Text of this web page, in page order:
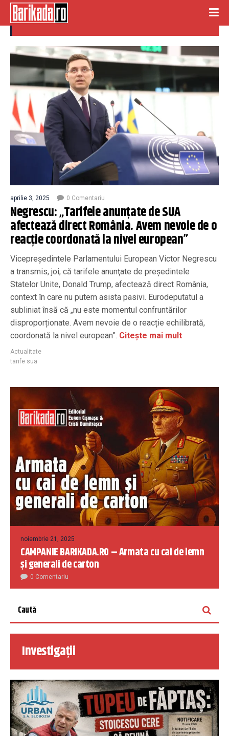
tarife sua
aprilie 3, 2025 0 Comentariu
Negrescu: „Tarifele anunţate de SUA
afectează direct România. Avem nevoie de o
reacție coordonată la nivel european”
Vicepreședintele Parlamentului European Victor Negrescu
a transmis, joi, că tarifele anunţate de preşedintele
Statelor Unite, Donald Trump, afectează direct România,
context în care nu putem asista pasivi. Eurodeputatul a
subliniat însă că „nu este momentul confruntărilor
disproporționate. Avem nevoie de o reacție echilibrată,
coordonată la nivel european”. Citește mai mult
Actualitate
tarife sua
noiembrie 21, 2025
CAMPANIE BARIKADA.RO – Armata cu cai de lemn
și generali de carton
0 Comentariu
Investigații